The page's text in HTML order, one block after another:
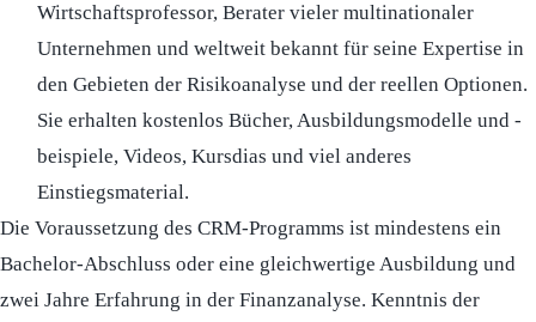
Wirtschaftsprofessor, Berater vieler multinationaler
Unternehmen und weltweit bekannt für seine Expertise in
den Gebieten der Risikoanalyse und der reellen Optionen.
Sie erhalten kostenlos Bücher, Ausbildungsmodelle und -
beispiele, Videos, Kursdias und viel anderes
Einstiegsmaterial.
Die Voraussetzung des CRM-Programms ist mindestens ein
Bachelor-Abschluss oder eine gleichwertige Ausbildung und
zwei Jahre Erfahrung in der Finanzanalyse. Kenntnis der